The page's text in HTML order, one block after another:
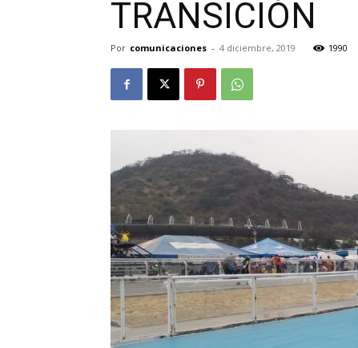
TRANSICIÓN
Por comunicaciones - 4 diciembre, 2019 1990